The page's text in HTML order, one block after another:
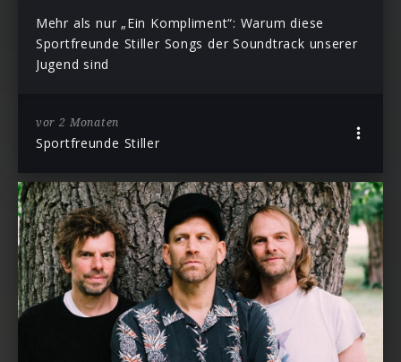
Mehr als nur „Ein Kompliment“: Warum diese
Sportfreunde Stiller Songs der Soundtrack unserer
Jugend sind
vor 2 Monaten
Sportfreunde Stiller